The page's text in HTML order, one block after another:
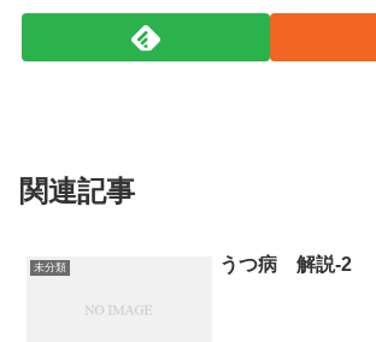
関連記事
未分類 うつ病 解説-2